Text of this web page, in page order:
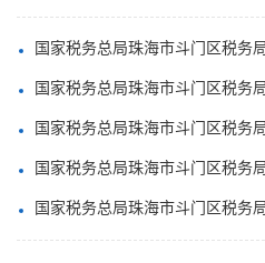
国家税务总局珠海市斗门区税务局关于送达税务事项通知书（限期缴
国家税务总局珠海市斗门区税务局关于送达责令限期改正通
国家税务总局珠海市斗门区税务局斗门税务分局关于送达《社
国家税务总局珠海市斗门区税务局宣告非正常户证件失
国家税务总局珠海市斗门区税务局斗门税务分局关于送达《社会